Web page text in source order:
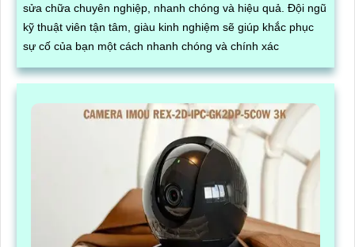
sửa chữa chuyên nghiệp, nhanh chóng và hiệu quả. Đội ngũ
kỹ thuật viên tận tâm, giàu kinh nghiệm sẽ giúp khắc phục
sự cố của bạn một cách nhanh chóng và chính xác